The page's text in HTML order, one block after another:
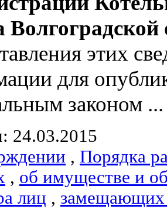
Волгоградской
этих
для
законом ...
24.03.2015
, Порядка
, об имуществе и
лиц , замещающих